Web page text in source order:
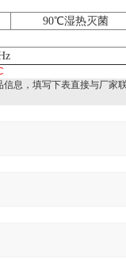
90℃湿热灭菌
息，填写下表直接与厂家